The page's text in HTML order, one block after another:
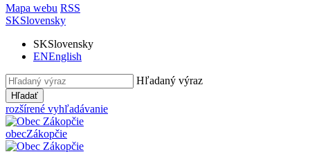
Mapa webu RSS
SKSlovensky
SKSlovensky
ENEnglish
Hľadaný výraz
Hľadať
rozšírené vyhľadávanie
obecZákopčie